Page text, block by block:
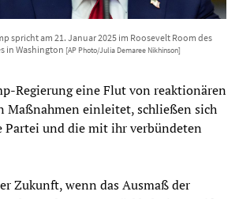
spricht am 21. Januar 2025 im Roosevelt Room des
in Washington [AP Photo/Julia Demaree Nikhinson]
Regierung eine Flut von reaktionären
Maßnahmen einleitet, schließen sich
Partei und die mit ihr verbündeten
Zukunft, wenn das Ausmaß der